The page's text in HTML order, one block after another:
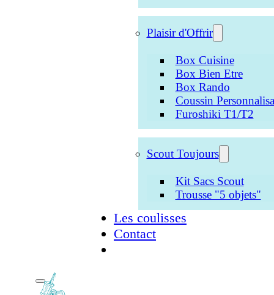
Plaisir d'Offrir
Box Cuisine
Box Bien Etre
Box Rando
Coussin
Furoshiki T1/T2
Scout Toujours
Kit Sacs Scout
Trousse "5 objets"
Les coulisses
Contact